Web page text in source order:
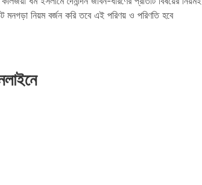
নিয়ম বর্জন করি তবে এই পরিণয় ও পরিণতি হবে